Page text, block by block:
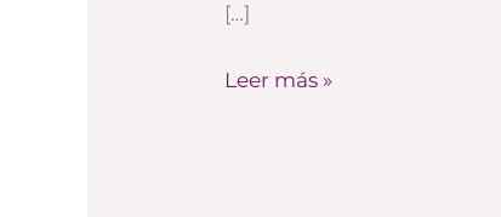
[…]
empresa?
Leer más »